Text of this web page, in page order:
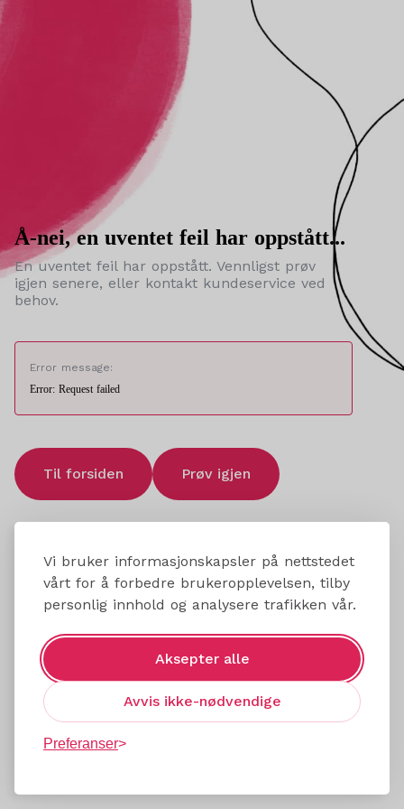
Vi bruker informasjonskapsler på nettstedet
vårt for å forbedre brukeropplevelsen, tilby
personlig innhold og analysere trafikken vår.
Aksepter alle
Avvis ikke-nødvendige
Preferanser
Å-nei, en uventet feil har oppstått...
En uventet feil har oppstått. Vennligst prøv
igjen senere, eller kontakt kundeservice ved
behov.
Error message:
Error: Request failed
Til forsiden Prøv igjen